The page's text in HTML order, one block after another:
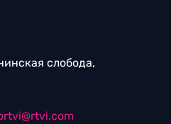
слобода,